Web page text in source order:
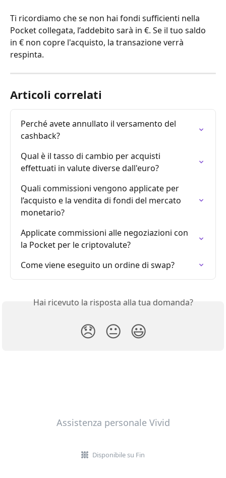
Ti ricordiamo che se non hai fondi sufficienti nella
Pocket collegata, l’addebito sarà in €. Se il tuo saldo
in € non copre l'acquisto, la transazione verrà
respinta.
Articoli correlati
Perché avete annullato il versamento del
cashback?
Qual è il tasso di cambio per acquisti
effettuati in valute diverse dall'euro?
Quali commissioni vengono applicate per
l’acquisto e la vendita di fondi del mercato
monetario?
Applicate commissioni alle negoziazioni con
la Pocket per le criptovalute?
Come viene eseguito un ordine di swap?
Hai ricevuto la risposta alla tua domanda?
😞 😐 😃
Assistenza personale Vivid
Disponibile su Fin